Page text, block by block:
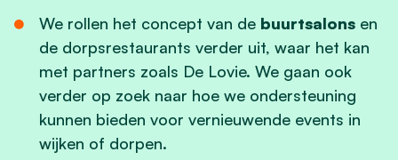
We rollen het concept van de buurtsalonsen
de dorpsrestaurants verder uit, waar het kan
met partners zoals De Lovie. We gaan ook
verder op zoek naar hoe we ondersteuning
kunnen bieden voor vernieuwende events in
wijken of dorpen.